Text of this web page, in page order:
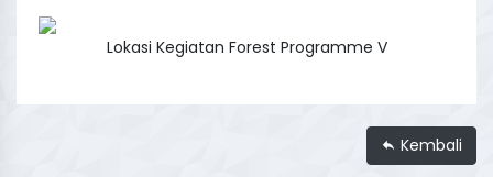
Lokasi Kegiatan Forest Programme V
Kembali